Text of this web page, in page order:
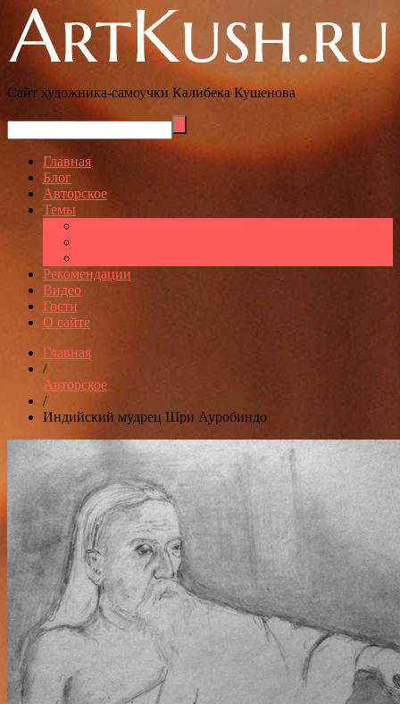
Сайт художника-самоучки Калибека Кушенова
Главная
Блог
Авторское
Темы
Рекомендации
Видео
Гости
О сайте
Главная
/
Авторское
/
Индийский мудрец Шри Ауробиндо